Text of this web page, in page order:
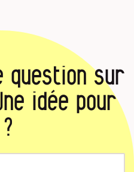
question sur
idée pour